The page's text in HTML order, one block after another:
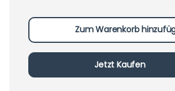
Zum Warenkorb
Jetzt Kaufen